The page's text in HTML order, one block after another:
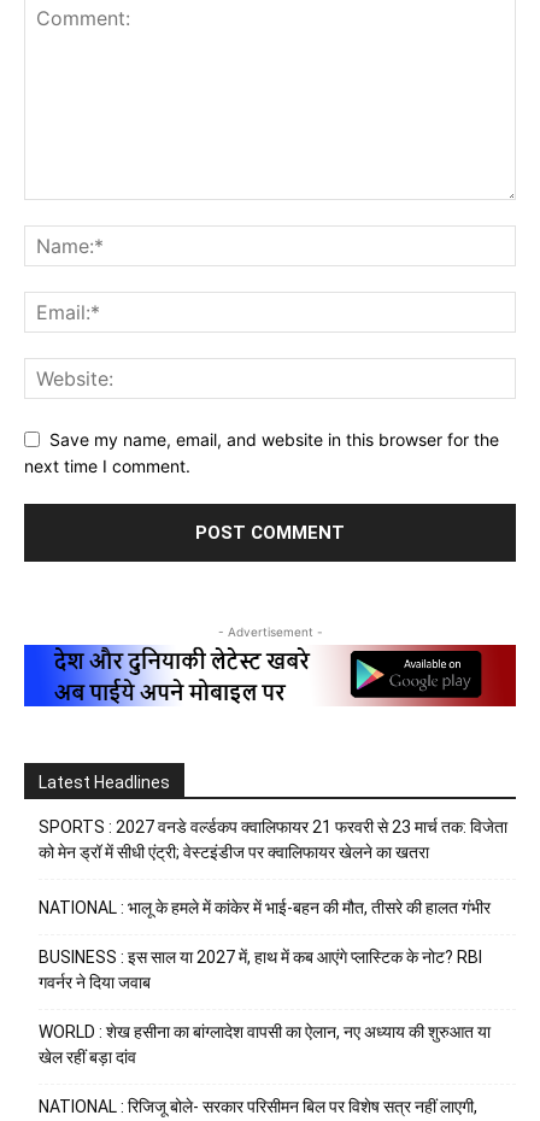
Save my name, email, and website in this browser for the
next time I comment.
- Advertisement -
Latest Headlines
SPORTS : 2027 वनडे वर्ल्डकप क्वालिफायर 21 फरवरी से 23 मार्च तक: विजेता
को मेन ड्रॉ में सीधी एंट्री; वेस्टइंडीज पर क्वालिफायर खेलने का खतरा
NATIONAL : भालू के हमले में कांकेर में भाई-बहन की मौत, तीसरे की हालत गंभीर
BUSINESS : इस साल या 2027 में, हाथ में कब आएंगे प्लास्टिक के नोट? RBI
गवर्नर ने दिया जवाब
WORLD : शेख हसीना का बांग्लादेश वापसी का ऐलान, नए अध्याय की शुरुआत या
खेल रहीं बड़ा दांव
NATIONAL : रिजिजू बोले- सरकार परिसीमन बिल पर विशेष सत्र नहीं लाएगी,